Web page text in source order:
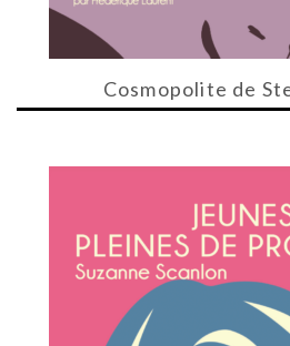
Cosmopolite de